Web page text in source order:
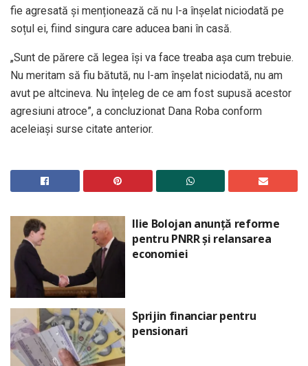
fie agresată și menționează că nu l-a înșelat niciodată pe
soțul ei, fiind singura care aducea bani în casă.
„Sunt de părere că legea își va face treaba așa cum trebuie.
Nu meritam să fiu bătută, nu l-am înșelat niciodată, nu am
avut pe altcineva. Nu înțeleg de ce am fost supusă acestor
agresiuni atroce”, a concluzionat Dana Roba conform
aceleiași surse citate anterior.
Ilie Bolojan anunță reforme
pentru PNRR și relansarea
economiei
Sprijin financiar pentru
pensionari